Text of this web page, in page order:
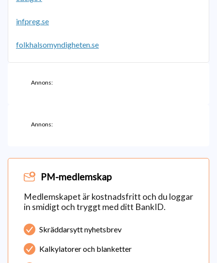
infpreg.se
folkhalsomyndigheten.se
Annons:
Annons:
PM-medlemskap
Medlemskapet är kostnadsfritt och du loggar
in smidigt och tryggt med ditt BankID.
Skräddarsytt nyhetsbrev
Kalkylatorer och blanketter